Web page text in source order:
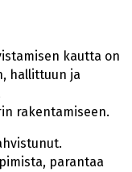
kautta on
hallittuun ja
rakentamiseen.
parantaa